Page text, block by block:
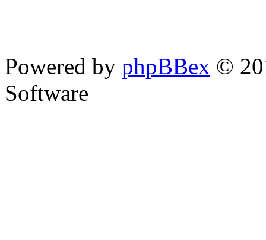
Powered by phpBBex ©
Software